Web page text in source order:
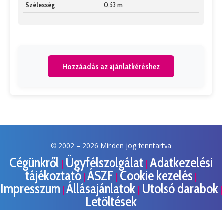
Szélesség
0,53 m
Hozzáadás az ajánlatkéréshez
© 2002 – 2026 Minden jog fenntartva
Cégünkről | Ügyfélszolgálat | Adatkezelési
tájékoztató | ÁSZF | Cookie kezelés |
Impresszum| Állásajánlatok | Utolsó darabok|
Letöltések